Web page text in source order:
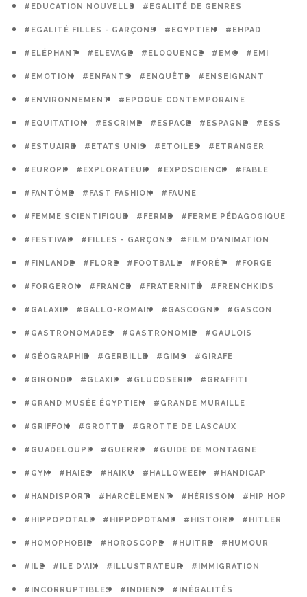
#EDUCATION NOUVELLE #EGALITÉ DE GENRES
#EGALITÉ FILLES - GARÇONS #EGYPTIEN #EHPAD
#ELÉPHANT #ELEVAGE #ELOQUENCE #EMC #EMI
#EMOTION #ENFANTS #ENQUÊTE #ENSEIGNANT
#ENVIRONNEMENT #EPOQUE CONTEMPORAINE
#EQUITATION #ESCRIME #ESPACE #ESPAGNE #ESS
#ESTUAIRE #ETATS UNIS #ETOILES #ETRANGER
#EUROPE #EXPLORATEUR #EXPOSCIENCE #FABLE
#FANTÔME #FAST FASHION #FAUNE
#FEMME SCIENTIFIQUE #FERME #FERME PÉDAGOGIQUE
#FESTIVAL #FILLES - GARÇONS #FILM D'ANIMATION
#FINLANDE #FLORE #FOOTBALL #FORÊT #FORGE
#FORGERON #FRANCE #FRATERNITÉ #FRENCHKIDS
#GALAXIE #GALLO-ROMAIN #GASCOGNE #GASCON
#GASTRONOMADES #GASTRONOMIE #GAULOIS
#GÉOGRAPHIE #GERBILLE #GIMS #GIRAFE
#GIRONDE #GLAXIE #GLUCOSERIE #GRAFFITI
#GRAND MUSÉE ÉGYPTIEN #GRANDE MURAILLE
#GRIFFON #GROTTE #GROTTE DE LASCAUX
#GUADELOUPE #GUERRE #GUIDE DE MONTAGNE
#GYM #HAIES #HAIKU #HALLOWEEN #HANDICAP
#HANDISPORT #HARCÈLEMENT #HÉRISSON #HIP HOP
#HIPPOPOTALE #HIPPOPOTAME #HISTOIRE #HITLER
#HOMOPHOBIE #HOROSCOPE #HUITRE #HUMOUR
#ILE #ILE D'AIX #ILLUSTRATEUR #IMMIGRATION
#INCORRUPTIBLES #INDIENS #INÉGALITÉS